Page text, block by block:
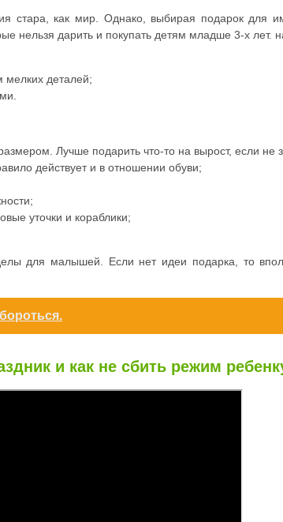
стара, как мир. Однако, выбирая подарок для
нельзя дарить и покупать детям младше 3-х лет.
мелких деталей;
Лучше подарить что-то на вырост, если не
действует и в отношении обуви;
уточки и кораблики;
для малышей. Если нет идеи подарка, то
и как не сбить режим